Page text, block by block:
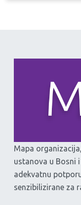
Mapa
ustanova u Bosni
adekvatnu
senzibilizirane za